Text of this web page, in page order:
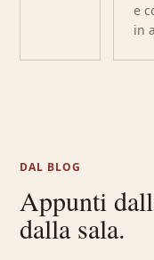
e
in
DAL BLOG
Appunti
dalla sala.